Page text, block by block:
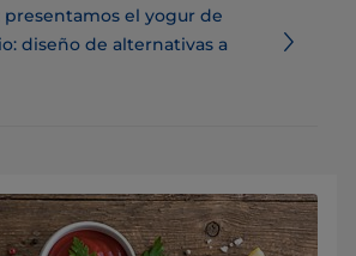
el yogur de
diseño de alternativas a